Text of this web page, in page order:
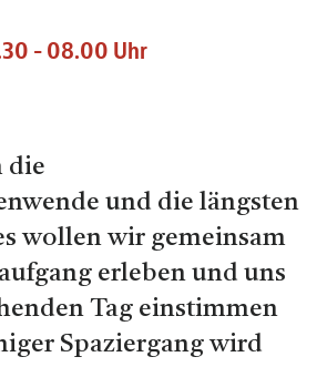
- 08.00 Uhr
die
und die längsten
wollen wir gemeinsam
erleben und uns
Tag einstimmen
Spaziergang wird